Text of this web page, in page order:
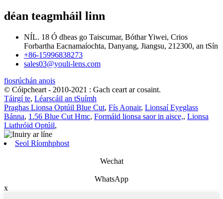
déan teagmháil linn
NÍL. 18 Ó dheas go Taiscumar, Bóthar Yiwei, Crios
Forbartha Eacnamaíochta, Danyang, Jiangsu, 212300, an tSín
+86-15996838273
sales03@youli-lens.com
fiosrúchán anois
© Cóipcheart - 2010-2021 : Gach ceart ar cosaint.
Táirgí te, Léarscáil an tSuímh
Praghas Lionsa Optúil Blue Cut, Fís Aonair, Lionsaí Eyeglass
Bánna, 1.56 Blue Cut Hmc, Formáid lionsa saor in aisce,, Lionsa
Liathróid Optúil,
Seol Ríomhphost
Wechat
WhatsApp
x